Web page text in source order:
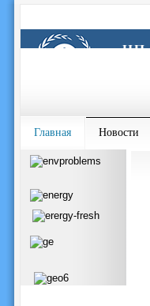
Главная Новости